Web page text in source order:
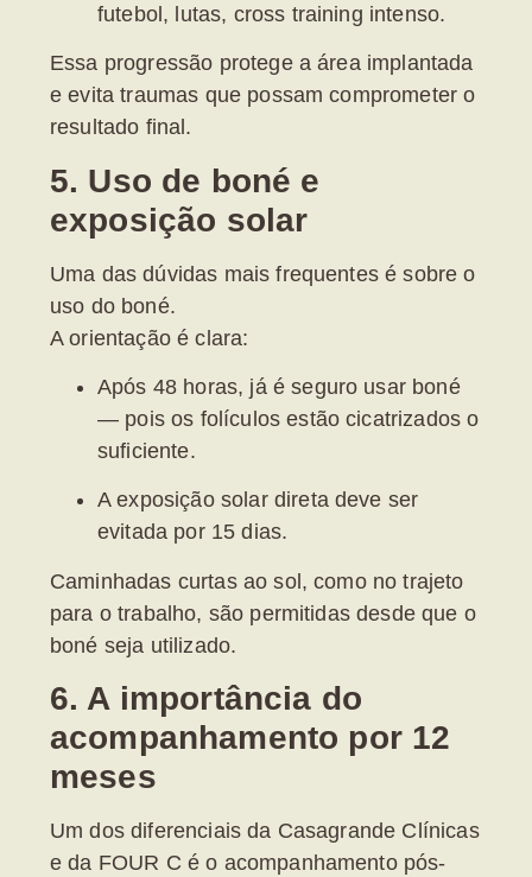
futebol, lutas, cross training intenso.
Essa progressão protege a área implantada
e evita traumas que possam comprometer o
resultado final.
5. Uso de boné e
exposição solar
Uma das dúvidas mais frequentes é sobre o
uso do boné.
A orientação é clara:
Após 48 horas, já é seguro usar boné
— pois os folículos estão cicatrizados o
suficiente.
A exposição solar direta deve ser
evitada por 15 dias.
Caminhadas curtas ao sol, como no trajeto
para o trabalho, são permitidas desde que o
boné seja utilizado.
6. A importância do
acompanhamento por 12
meses
Um dos diferenciais da Casagrande Clínicas
e da FOUR C é o acompanhamento pós-